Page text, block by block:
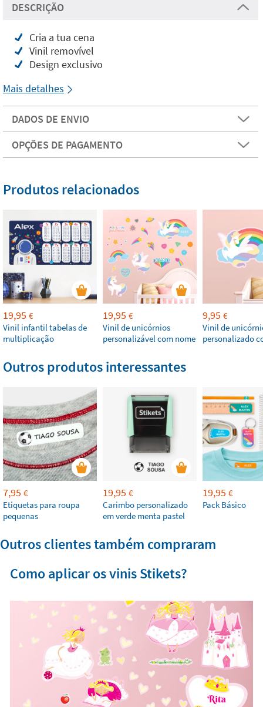
DESCRIÇÃO
Cria a tua cena
Vinil removível
Design exclusivo
Mais detalhes
DADOS DE ENVIO
OPÇÕES DE PAGAMENTO
Produtos relacionados
19,95 €
Vinil infantil tabelas de
multiplicação
19,95 €
Vinil de unicórnios
personalizável com nome
9,95 €
Vinil de
personalizado
Outros produtos interessantes
7,95 €
Etiquetas para roupa
pequenas
19,95 €
Carimbo personalizado
em verde menta pastel
19,95 €
Pack Básico
Outros clientes também compraram
Como aplicar os vinis Stikets?